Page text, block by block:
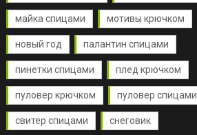
майка спицами мотивы крючком
новый год палантин спицами
пинетки спицами плед крючком
пуловер крючком пуловер спицами
свитер спицами снеговик